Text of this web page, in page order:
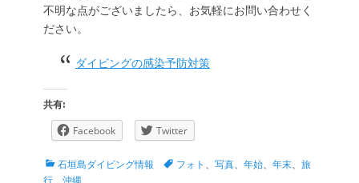
不明な点がございましたら、お気軽にお問い合わせく
ださい。
ダイビングの感染予防対策
共有:
Facebook Twitter
カ
テ
石垣島ダイビング情報
タ フォト 写真 年始 年末
旅
行
沖縄